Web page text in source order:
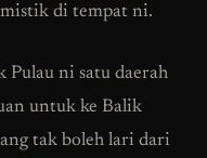
mistik di tempat ni.
Pulau ni satu daerah
untuk ke Balik
tak boleh lari dari